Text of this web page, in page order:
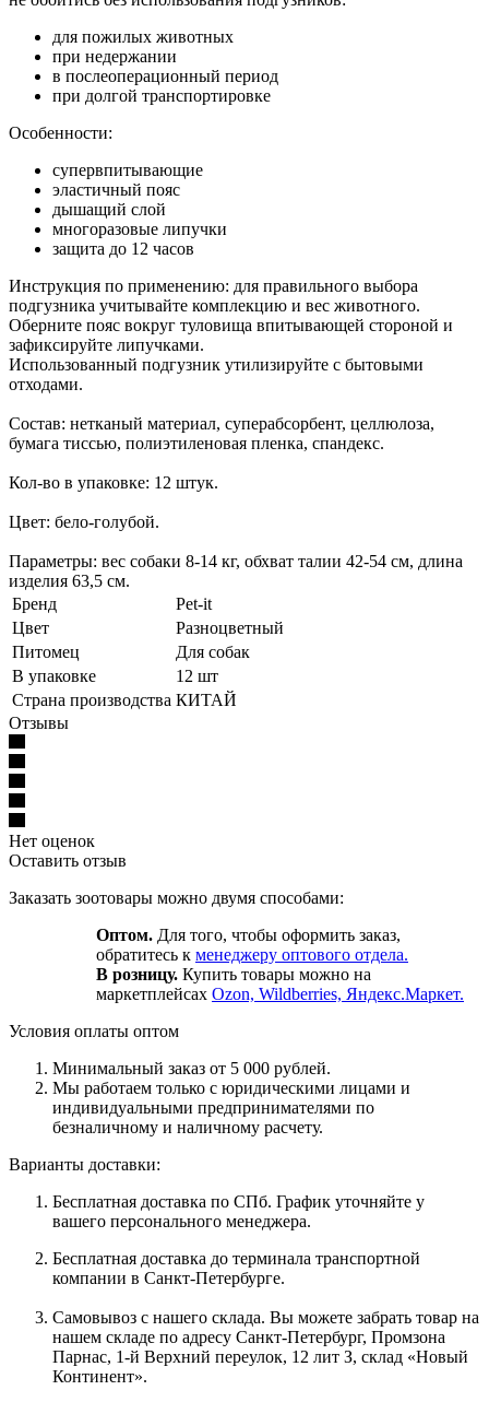
для пожилых животных
при недержании
в послеоперационный период
при долгой транспортировке
Особенности:
супервпитывающие
эластичный пояс
дышащий слой
многоразовые липучки
защита до 12 часов
Инструкция по применению: для правильного выбора
подгузника учитывайте комплекцию и вес животного.
Оберните пояс вокруг туловища впитывающей стороной и
зафиксируйте липучками.
Использованный подгузник утилизируйте с бытовыми
отходами.
Состав: нетканый материал, суперабсорбент, целлюлоза,
бумага тиссью, полиэтиленовая пленка, спандекс.
Кол-во в упаковке: 12 штук.
Цвет: бело-голубой.
Параметры: вес собаки 8-14 кг, обхват талии 42-54 см, длина
изделия 63,5 см.
Бренд
Pet-it
Цвет
Разноцветный
Питомец
Для собак
В упаковке
12 шт
Страна производства КИТАЙ
Отзывы
Нет оценок
Оставить отзыв
Заказать зоотовары можно двумя способами:
Оптом. Для того, чтобы оформить заказ,
обратитесь к менеджеру оптового отдела.
В розницу. Купить товары можно на
маркетплейсах Ozon, Wildberries, Яндекс.Маркет.
Условия оплаты оптом
Минимальный заказ от 5 000 рублей.
Мы работаем только с юридическими лицами и
индивидуальными предпринимателями по
безналичному и наличному расчету.
Варианты доставки:
Бесплатная доставка по СПб. График уточняйте у
вашего персонального менеджера.
Бесплатная доставка до терминала транспортной
компании в Санкт-Петербурге.
Самовывоз с нашего склада. Вы можете забрать товар на
нашем складе по адресу Санкт-Петербург, Промзона
Парнас, 1-й Верхний переулок, 12 лит З, склад «Новый
Континент».